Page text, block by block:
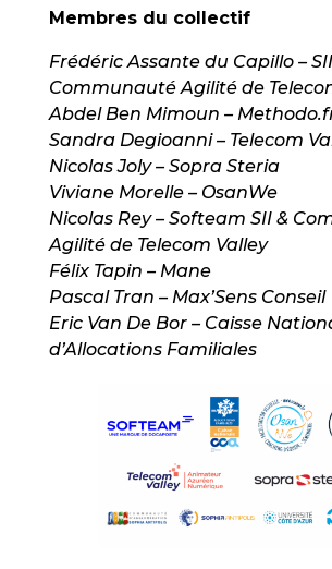
Membres du collectif
Frédéric Assante du Capillo –
Communauté Agilité de
Abdel Ben Mimoun –
Sandra Degioanni – Telecom
Nicolas Joly – Sopra Steria
Viviane Morelle – OsanWe
Nicolas Rey – Softeam SII &
Agilité de Telecom Valley
Félix Tapin – Mane
Pascal Tran – Max’Sens Conseil
Eric Van De Bor – Caisse
d’Allocations Familiales